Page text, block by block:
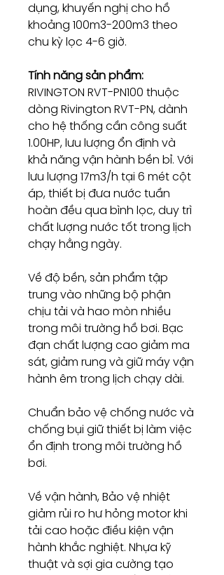
dụng, khuyến nghị cho hồ
khoảng 100m3-200m3 theo
chu kỳ lọc 4-6 giờ.
Tính năng sản phẩm:
RIVINGTON RVT-PN100 thuộc
dòng Rivington RVT-PN, dành
cho hệ thống cần công suất
1.00HP, lưu lượng ổn định và
khả năng vận hành bền bỉ. Với
lưu lượng 17m3/h tại 6 mét cột
áp, thiết bị đưa nước tuần
hoàn đều qua bình lọc, duy trì
chất lượng nước tốt trong lịch
chạy hằng ngày.
Về độ bền, sản phẩm tập
trung vào những bộ phận
chịu tải và hao mòn nhiều
trong môi trường hồ bơi. Bạc
đạn chất lượng cao giảm ma
sát, giảm rung và giữ máy vận
hành êm trong lịch chạy dài.
Chuẩn bảo vệ chống nước và
chống bụi giữ thiết bị làm việc
ổn định trong môi trường hồ
bơi.
Về vận hành, Bảo vệ nhiệt
giảm rủi ro hư hỏng motor khi
tải cao hoặc điều kiện vận
hành khắc nghiệt. Nhựa kỹ
thuật và sợi gia cường tạo